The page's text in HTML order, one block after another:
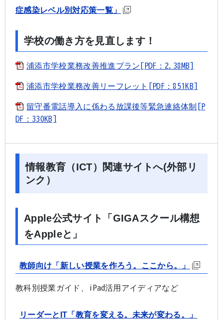
症感染レベル別対応策一覧」
学校の働き方を見直します！
浦添市学校業務改善推進プラン[PDF：2.38MB]
浦添市学校業務改善リーフレット[PDF：851KB]
留守番電話導入に係わる放課後等緊急連絡体制[P
DF：330KB]
情報教育（ICT）関連サイトへ(外部リ
ンク）
Apple公式サイト「GIGAスクール構想
をAppleと」
教師向け「新しい授業を作ろう。ここから。」
教科別授業ガイド、iPad活用アイディアなど
リーダーとIT「教育を変える。未来が変わる。」